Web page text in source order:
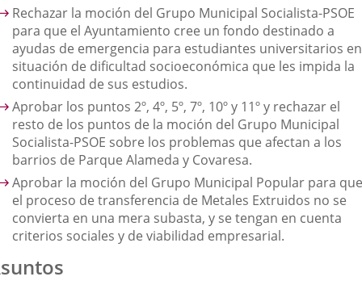
Rechazar la moción del Grupo Municipal Socialista-PSOE
para que el Ayuntamiento cree un fondo destinado a
ayudas de emergencia para estudiantes universitarios en
situación de dificultad socioeconómica que les impida la
continuidad de sus estudios.
Aprobar los puntos 2º, 4º, 5º, 7º, 10º y 11º y rechazar el
resto de los puntos de la moción del Grupo Municipal
Socialista-PSOE sobre los problemas que afectan a los
barrios de Parque Alameda y Covaresa.
Aprobar la moción del Grupo Municipal Popular para que
el proceso de transferencia de Metales Extruidos no se
convierta en una mera subasta, y se tengan en cuenta
criterios sociales y de viabilidad empresarial.